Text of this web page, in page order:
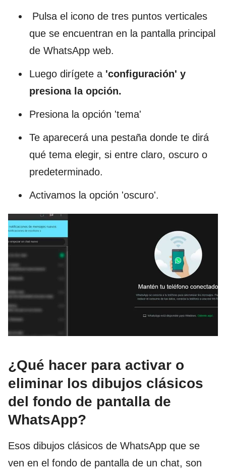
Pulsa el icono de tres puntos verticales
que se encuentran en la pantalla principal
de WhatsApp web.
Luego dirígete a 'configuración' y
presiona la opción.
Presiona la opción 'tema'
Te aparecerá una pestaña donde te dirá
qué tema elegir, si entre claro, oscuro o
predeterminado.
Activamos la opción 'oscuro'.
¿Qué hacer para activar o
eliminar los dibujos clásicos
del fondo de pantalla de
WhatsApp?
Esos dibujos clásicos de WhatsApp que se
ven en el fondo de pantalla de un chat, son